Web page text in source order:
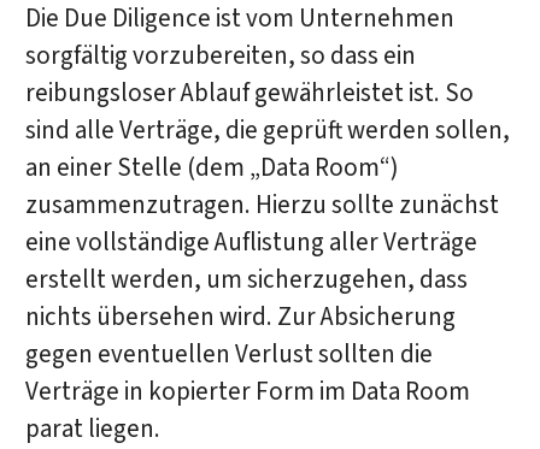
Die Due Diligence ist vom Unternehmen
sorgfältig vorzubereiten, so dass ein
reibungsloser Ablauf gewährleistet ist. So
sind alle Verträge, die geprüft werden sollen,
an einer Stelle (dem „Data Room“)
zusammenzutragen. Hierzu sollte zunächst
eine vollständige Auflistung aller Verträge
erstellt werden, um sicherzugehen, dass
nichts übersehen wird. Zur Absicherung
gegen eventuellen Verlust sollten die
Verträge in kopierter Form im Data Room
parat liegen.